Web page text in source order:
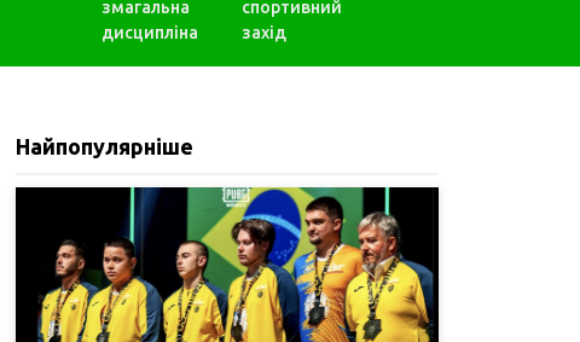
змагальна
дисципліна
спортивний
захід
Найпопулярніше